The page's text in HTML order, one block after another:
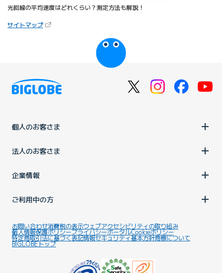
光回線の平均速度はどれくらい？測定方法も解説！
サイトマップ（新しいタブで開きます）
びっぷるのページ
個人のお客さま
法人のお客さま
企業情報
ご利用中の方
お問い合わせ消費税の表示ウェブアクセシビリティの取り組み
個人情報保護ポリシープライバシーポータルCookieポリシー
特定商取引法に基づく表記情報セキュリティ基本方針商標について
BIGLOBEトップ